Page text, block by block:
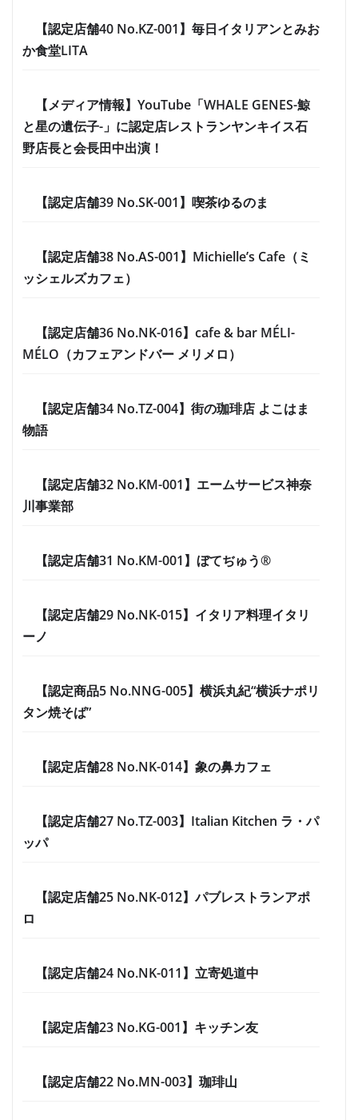
【認定店舗40 No.KZ-001】毎日イタリアンとみお
か食堂LITA
【メディア情報】YouTube「WHALE GENES-鯨
と星の遺伝子-」に認定店レストランヤンキイス石
野店長と会長田中出演！
【認定店舗39 No.SK-001】喫茶ゆるのま
【認定店舗38 No.AS-001】Michielle’s Cafe（ミ
ッシェルズカフェ）
【認定店舗36 No.NK-016】cafe & bar MÉLI-
MÉLO（カフェアンドバー メリメロ）
【認定店舗34 No.TZ-004】街の珈琲店 よこはま
物語
【認定店舗32 No.KM-001】エームサービス神奈
川事業部
【認定店舗31 No.KM-001】ぼてぢゅう®
【認定店舗29 No.NK-015】イタリア料理イタリ
ーノ
【認定商品5 No.NNG-005】横浜丸紀“横浜ナポリ
タン焼そば”
【認定店舗28 No.NK-014】象の鼻カフェ
【認定店舗27 No.TZ-003】Italian Kitchen ラ・パ
ッパ
【認定店舗25 No.NK-012】パブレストランアポ
ロ
【認定店舗24 No.NK-011】立寄処道中
【認定店舗23 No.KG-001】キッチン友
【認定店舗22 No.MN-003】珈琲山